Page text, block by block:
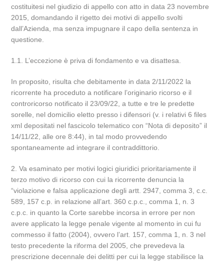
costituitesi nel giudizio di appello con atto in data 23 novembre
2015, domandando il rigetto dei motivi di appello svolti
dall’Azienda, ma senza impugnare il capo della sentenza in
questione.
1.1. L’eccezione è priva di fondamento e va disattesa.
In proposito, risulta che debitamente in data 2/11/2022 la
ricorrente ha proceduto a notificare l’originario ricorso e il
controricorso notificato il 23/09/22, a tutte e tre le predette
sorelle, nel domicilio eletto presso i difensori (v. i relativi 6 files
xml depositati nel fascicolo telematico con “Nota di deposito” il
14/11/22, alle ore 8:44), in tal modo provvedendo
spontaneamente ad integrare il contraddittorio.
2. Va esaminato per motivi logici giuridici prioritariamente il
terzo motivo di ricorso con cui la ricorrente denuncia la
“violazione e falsa applicazione degli artt. 2947, comma 3, c.c.
589, 157 c.p. in relazione all’art. 360 c.p.c., comma 1, n. 3
c.p.c. in quanto la Corte sarebbe incorsa in errore per non
avere applicato la legge penale vigente al momento in cui fu
commesso il fatto (2004), ovvero l’art. 157, comma 1, n. 3 nel
testo precedente la riforma del 2005, che prevedeva la
prescrizione decennale dei delitti per cui la legge stabilisce la